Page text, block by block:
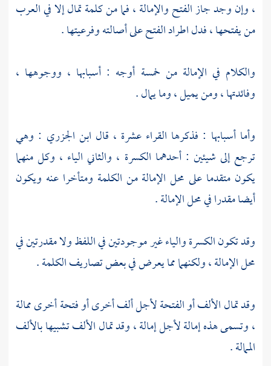
، وإن وجد جاز الفتح والإمالة ، فما من كلمة تمال إلا في العرب
من يفتحها ، فدل اطراد الفتح على أصالته وفرعيتها .
والكلام في الإمالة من خمسة أوجه : أسبابها ، ووجوهها ،
وفائدتها ، ومن يميل ، وما يمال .
وأما أسبابها : فذكرها القراء عشرة ، قال ابن الجزري : وهي
ترجع إلى شيئين : أحدهما الكسرة ، والثاني الياء ، وكل منهما
يكون متقدما على محل الإمالة من الكلمة ومتأخرا عنه ويكون
أيضا مقدرا في محل الإمالة .
وقد تكون الكسرة والياء غير موجودتين في اللفظ ولا مقدرتين في
محل الإمالة ، ولكنهما مما يعرض في بعض تصاريف الكلمة .
وقد تمال الألف أو الفتحة لأجل ألف أخرى أو فتحة أخرى ممالة
، وتسمى هذه إمالة لأجل إمالة ، وقد تمال الألف تشبيها بالألف
الممالة .